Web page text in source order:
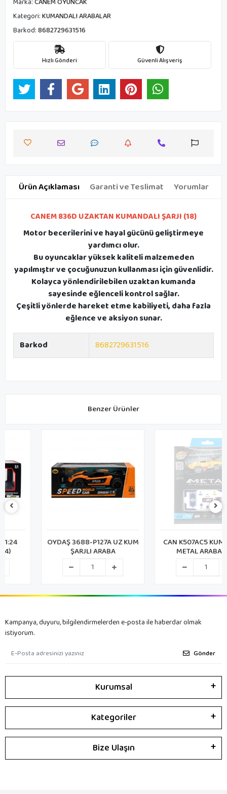
Kategori:KUMANDALI ARABALAR
Barkod:8682729631516
Hızlı Gönderi Güvenli Alışveriş
Ürün Açıklaması Garanti ve Teslimat Yorumlar
CANEM 836D UZAKTAN KUMANDALI ŞARJI (18)
Motor becerilerini ve hayal gücünü geliştirmeye
yardımcı olur.
Bu oyuncaklar yüksek kaliteli malzemeden
yapılmıştır ve çocuğunuzun kullanması için güvenlidir.
Kolayca yönlendirilebilen uzaktan kumanda
sayesinde eğlenceli kontrol sağlar.
Çeşitli yönlerde hareket etme kabiliyeti, daha fazla
eğlence ve aksiyon sunar.
Barkod 8682729631516
Benzer Ürünler
OYDAŞ 3688-P127A UZ KUM
ŞARJLI ARABA
CAN K507AC5 KUMANDALI
METAL ARABA (48)
Kampanya, duyuru, bilgilendirmelerden e-posta ile haberdar olmak
istiyorum.
Gönder
Kurumsal
Kategoriler
Bize Ulaşın